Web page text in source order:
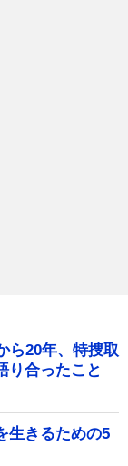
20年、特捜取
り合ったこと
生きるための5